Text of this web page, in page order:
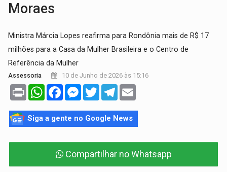
Moraes
Ministra Márcia Lopes reafirma para Rondônia mais de R$ 17
milhões para a Casa da Mulher Brasileira e o Centro de
Referência da Mulher
Assessoria 10 de Junho de 2026 às 15:16
Print WhatsAppFacebookMessenger
TwitterTelegram
Siga a gente no Google News
Compartilhar no Whatsapp